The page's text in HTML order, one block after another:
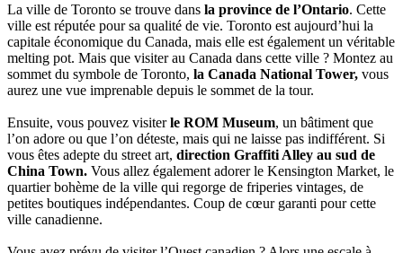
La ville de Toronto se trouve dans la province de l’Ontario. Cette
ville est réputée pour sa qualité de vie. Toronto est aujourd’hui la
capitale économique du Canada, mais elle est également un véritable
melting pot. Mais que visiter au Canada dans cette ville ? Montez au
sommet du symbole de Toronto, la Canada National Tower, vous
aurez une vue imprenable depuis le sommet de la tour.
Ensuite, vous pouvez visiterle ROM Museum, un bâtiment que
l’on adore ou que l’on déteste, mais qui ne laisse pas indifférent. Si
vous êtes adepte du street art, direction Graffiti Alley au sud de
China Town. Vous allez également adorer le Kensington Market, le
quartier bohème de la ville qui regorge de friperies vintages, de
petites boutiques indépendantes. Coup de cœur garanti pour cette
ville canadienne.